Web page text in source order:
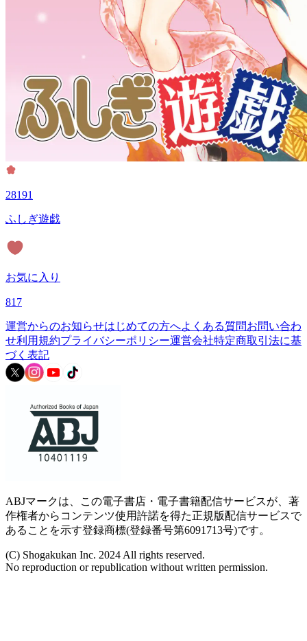
28191
ふしぎ遊戯
お気に入り
817
運営からのお知らせはじめての方へよくある質問お問い合わ
せ利用規約プライバシーポリシー運営会社特定商取引法に基
づく表記
ABJマークは、この電子書店・電子書籍配信サービスが、著
作権者からコンテンツ使用許諾を得た正規版配信サービスで
あることを示す登録商標(登録番号第6091713号)です。
(C) Shogakukan Inc. 2024 All rights reserved.
No reproduction or republication without written permission.